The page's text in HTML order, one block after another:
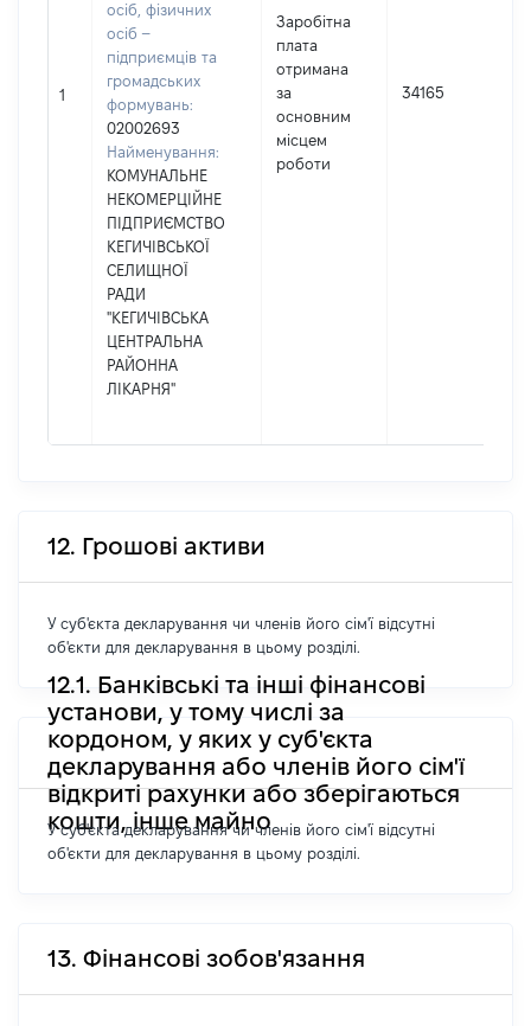
1
осіб, фізичних
осіб –
підприємців та
громадських
формувань:
02002693
Найменування:
КОМУНАЛЬНЕ
НЕКОМЕРЦІЙНЕ
ПІДПРИЄМСТВО
КЕГИЧІВСЬКОЇ
CЕЛИЩНОЇ
РАДИ
"КЕГИЧІВСЬКА
ЦЕНТРАЛЬНА
РАЙОННА
ЛІКАРНЯ"
Заробітна
плата
отримана
за
основним
місцем
роботи
34165
12. Грошові активи
У суб'єкта декларування чи членів його сім'ї відсутні
об'єкти для декларування в цьому розділі.
12.1. Банківські та інші фінансові
установи, у тому числі за
кордоном, у яких у суб'єкта
декларування або членів його сім'ї
відкриті рахунки або зберігаються
кошти, інше майно
У суб'єкта декларування чи членів його сім'ї відсутні
об'єкти для декларування в цьому розділі.
13. Фінансові зобов'язання